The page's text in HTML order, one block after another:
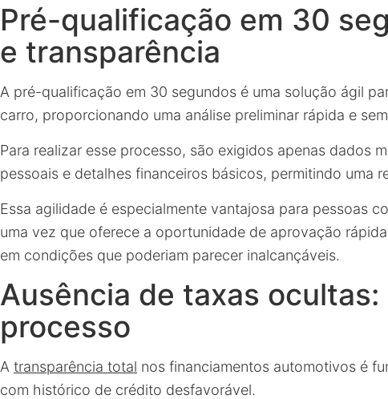
Pré-qualificação em 30
e transparência
A pré-qualificação em 30 segundos é uma solução ágil
carro, proporcionando uma análise preliminar rápida e
Para realizar esse processo, são exigidos apenas dados
pessoais e detalhes financeiros básicos, permitindo uma
Essa agilidade é especialmente vantajosa para pessoas
uma vez que oferece a oportunidade de aprovação
em condições que poderiam parecer inalcançáveis.
Ausência de taxas
processo
A transparência total nos financiamentos automotivos é
com histórico de crédito desfavorável.